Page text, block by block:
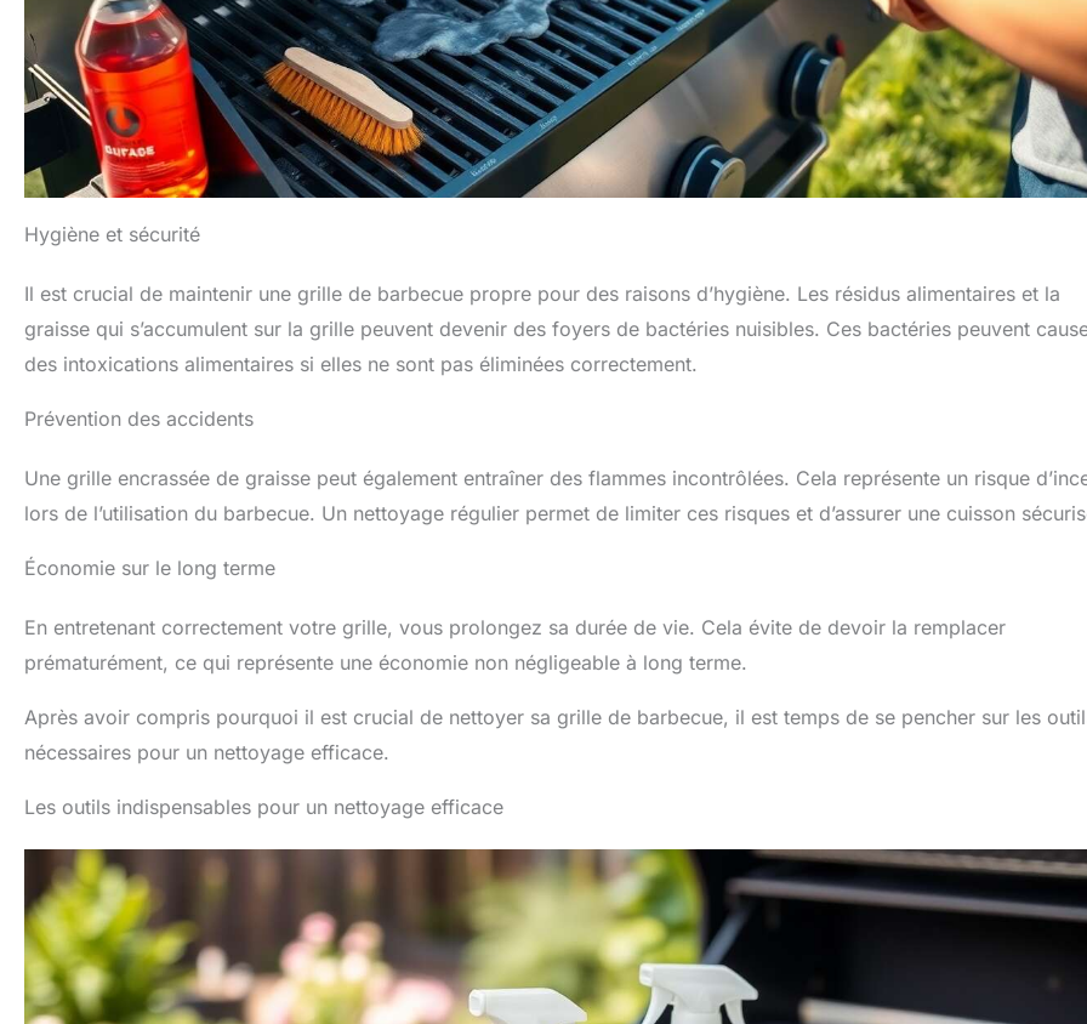
Hygiène et sécurité
Il est crucial de maintenir une grille de barbecue propre pour des raisons d’hygiène. Les résidus alimentaires et la
graisse qui s’accumulent sur la grille peuvent devenir des foyers de bactéries nuisibles. Ces bactéries peuvent
des intoxications alimentaires si elles ne sont pas éliminées correctement.
Prévention des accidents
Une grille encrassée de graisse peut également entraîner des flammes incontrôlées. Cela représente un risque
lors de l’utilisation du barbecue. Un nettoyage régulier permet de limiter ces risques et d’assurer une cuisson
Économie sur le long terme
En entretenant correctement votre grille, vous prolongez sa durée de vie. Cela évite de devoir la remplacer
prématurément, ce qui représente une économie non négligeable à long terme.
Après avoir compris pourquoi il est crucial de nettoyer sa grille de barbecue, il est temps de se pencher sur les
nécessaires pour un nettoyage efficace.
Les outils indispensables pour un nettoyage efficace